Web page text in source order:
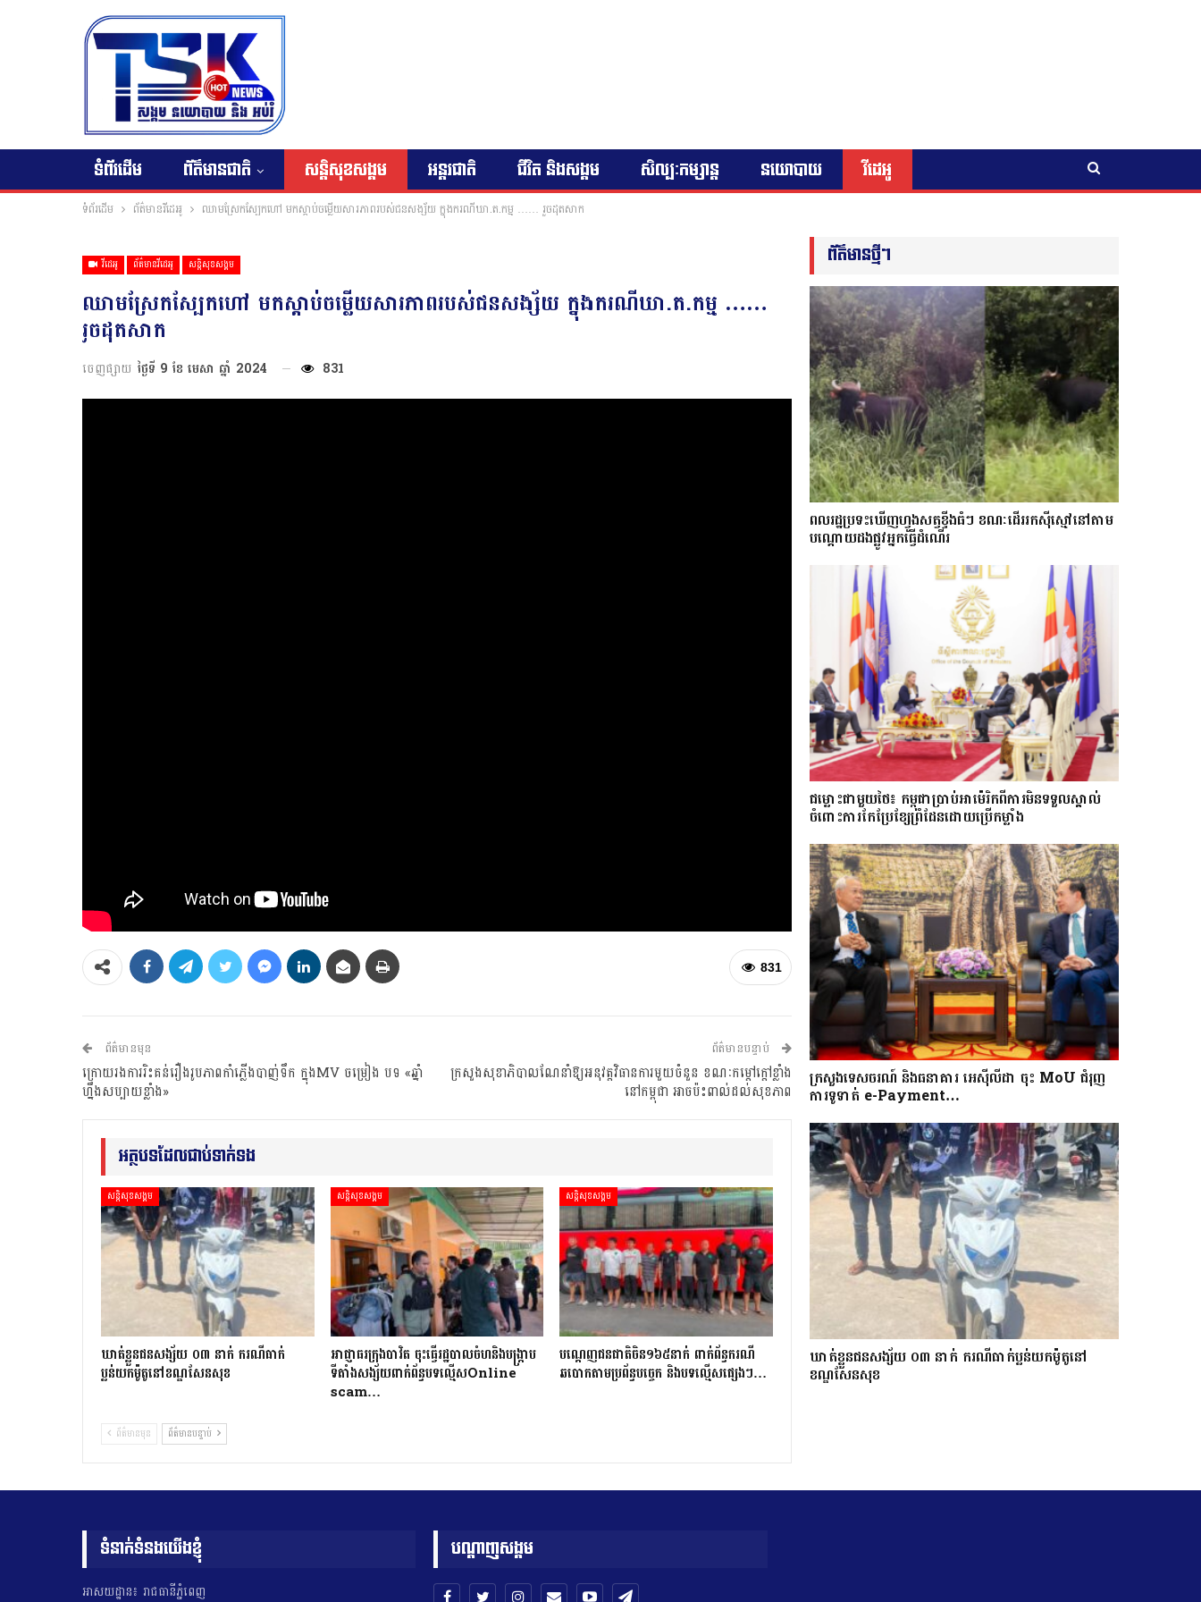
ទំព័រដើម ព័ត៌មានជាតិ សន្តិសុខសង្គម អន្តរជាតិ ជីវិត និងសង្គម សិល្បៈកម្សាន្ត នយោបាយ វីដេអូ
ទំព័រដើម ព័ត៌មានវីដេអូ ឈាមស្រែកស្បែកហៅ មកស្តាប់ចម្លើយសារភាពរបស់ជនសង្ស័យ ក្នុងករណីឃា.ត.កម្ម …… រួចដុតសាក
វីដេអូ ព័ត៌មានវីដេអូ សន្តិសុខសង្គម
ឈាមស្រែកស្បែកហៅ មកស្តាប់ចម្លើយសារភាពរបស់ជនសង្ស័យ ក្នុងករណីឃា.ត.កម្ម ……
រួចដុតសាក
ចេញផ្សាយ ថ្ងៃទី 9 ខែ មេសា ឆ្នាំ 2024 831
831
ព័ត៌មានមុន
ក្រោយរងការរិះគន់រឿងរូបភាពកាំភ្លើងបាញ់ទឹក ក្នុងMV ចម្រៀង បទ «ឆ្នាំ
ហ្នឹងសប្បាយខ្លាំង»
ព័ត៌មានបន្ទាប់
ក្រសួងសុខាភិបាលណែនាំឱ្យអនុវត្តវិធានការមួយចំនួន ខណៈកម្ដៅក្ដៅខ្លាំង
នៅកម្ពុជា អាចប៉ះពាល់ដល់សុខភាព
អត្ថបទដែលជាប់ទាក់ទង
សន្តិសុខសង្គម
ឃាត់ខ្លួនជនសង្ស័យ ០៣ នាក់ ករណីធាក់
ប្លន់យកម៉ូតូនៅខណ្ឌសែនសុខ
សន្តិសុខសង្គម
អាជ្ញាធរក្រុងបាវិត ចុះធើ្វរដ្ឋបាលចំហនិងបង្ក្រាប
ទីតាំងសង្ស័យពាក់ព័ន្ធបទល្មើសOnline
scam…
សន្តិសុខសង្គម
បណ្ដេញជនជាតិចិន១៦៥នាក់ ពាក់ព័ន្ធករណី
ឆបោកតាមប្រព័ន្ធបច្ចេក និងបទល្មើសផ្សេងៗ…
ព័ត៌មានមុន ព័ត៌មានបន្ទាប់
ព័ត៌មានថ្មីៗ
ពលរដ្ឋប្រទះឃេីញហ្វូងសត្វខ្ទីងធំៗ ខណៈ​ដើររកស៊ីស្មៅនៅតាម
បណ្តោយ​ដងផ្លូវអ្នកធ្វើដំណើរ
ជម្លោះជាមួយថៃ៖ កម្ពុជាប្រាប់អាម៉េរិកពីការមិនទទួលស្គាល់
ចំពោះការកែប្រែខ្សែព្រំដែនដោយប្រើកម្លាំង
ក្រសួងទេសចរណ៍ និងធនាគារ អេស៊ីលីដា ចុះ MoU ជំរុញ
ការទូទាត់ e-Payment…
ឃាត់ខ្លួនជនសង្ស័យ ០៣ នាក់ ករណីធាក់ប្លន់យកម៉ូតូនៅ
ខណ្ឌសែនសុខ
ទំនាក់ទំនងយើងខ្ញុំ
អាសយដ្ឋាន៖ រាជធានីភ្នំពេញ
បណ្តាញសង្គម